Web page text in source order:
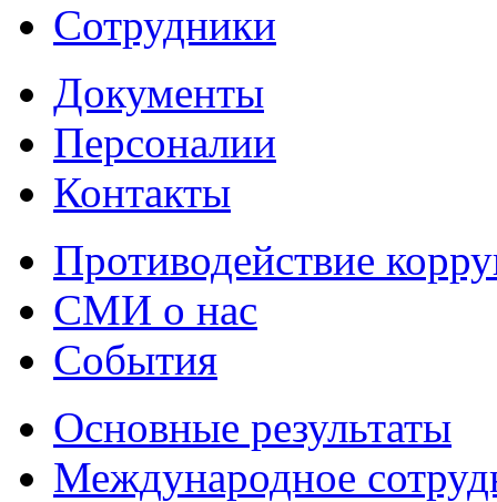
Сотрудники
Документы
Персоналии
Контакты
Противодействие
СМИ о нас
События
Основные результаты
Международное